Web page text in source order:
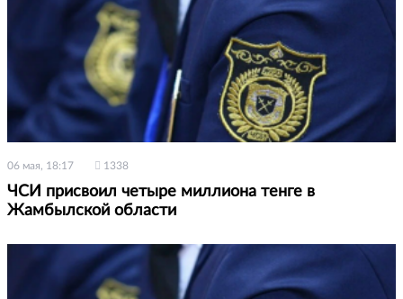
06 мая, 18:17 1338
ЧСИ присвоил четыре миллиона тенге в
Жамбылской области